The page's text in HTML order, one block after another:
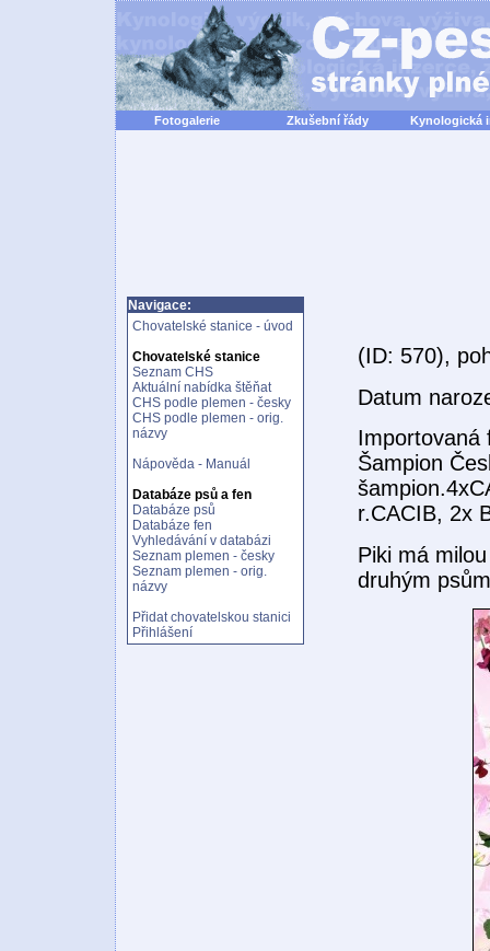
Fotogalerie Zkušební řády Kynologická
Navigace:
Chovatelské stanice - úvod
Chovatelské stanice
Seznam CHS
Aktuální nabídka štěňat
CHS podle plemen - česky
CHS podle plemen - orig.
názvy
Nápověda - Manuál
Databáze psů a fen
Databáze psů
Databáze fen
Vyhledávání v databázi
Seznam plemen - česky
Seznam plemen - orig.
názvy
Přidat chovatelskou stanici
Přihlášení
(ID: 570),
Datum
Importovaná
Šampion
r.CACIB, 2x
Piki má
druhým